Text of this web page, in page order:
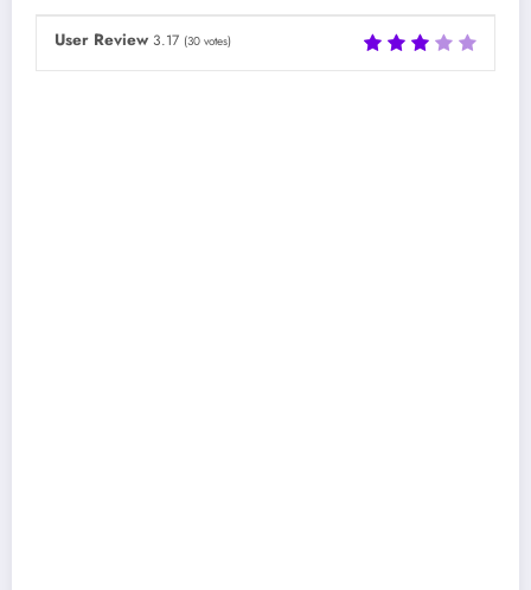
User Review 3.17 (30 votes)